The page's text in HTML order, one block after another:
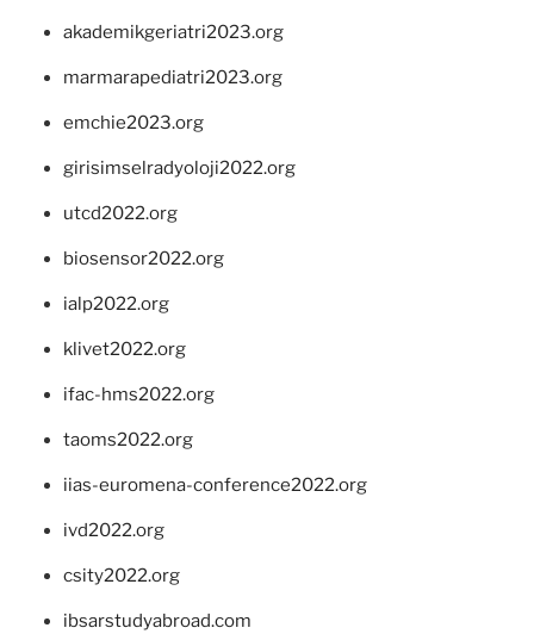
akademikgeriatri2023.org
marmarapediatri2023.org
emchie2023.org
girisimselradyoloji2022.org
utcd2022.org
biosensor2022.org
ialp2022.org
klivet2022.org
ifac-hms2022.org
taoms2022.org
iias-euromena-conference2022.org
ivd2022.org
csity2022.org
ibsarstudyabroad.com